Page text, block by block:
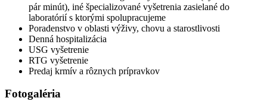
pár minút), iné špecializované vyšetrenia zasielané do
laboratórií s ktorými spolupracujeme
Poradenstvo v oblasti výživy, chovu a starostlivosti
Denná hospitalizácia
USG vyšetrenie
RTG vyšetrenie
Predaj krmív a rôznych prípravkov
Fotogaléria